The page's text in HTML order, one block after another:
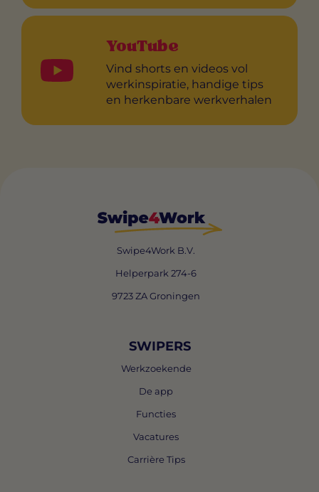
YouTube
Vind shorts en videos vol
werkinspiratie, handige tips
en herkenbare werkverhalen
Swipe4Work B.V.
Helperpark 274-6
9723 ZA Groningen
SWIPERS
Werkzoekende
De app
Functies
Vacatures
Carrière Tips